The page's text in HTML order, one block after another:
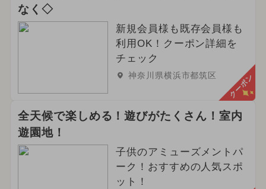
なく◇
新規会員様も既存会員様も
利用OK！クーポン詳細を
チェック
神奈川県横浜市都筑区 クーポン
全天候で楽しめる！遊びがたくさん！室内
遊園地！
子供のアミューズメントパ
ーク！おすすめの人気スポ
ット！